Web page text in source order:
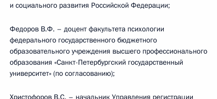
и социального развития Российской Федерации;
Федоров В.Ф. – доцент факультета психологии
федерального государственного бюджетного
образовательного учреждения высшего профессионального
образования «Санкт-Петербургский государственный
университет» (по согласованию);
Христофоров В.С. – начальник Управления регистрации